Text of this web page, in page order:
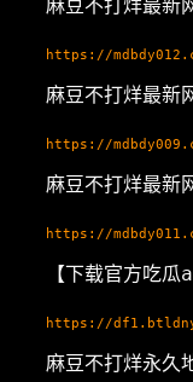
麻豆不打烊最新
https://
麻豆不打烊最新
https://
麻豆不打烊最新
https://
【下载官方吃瓜
https://
麻豆不打烊永久